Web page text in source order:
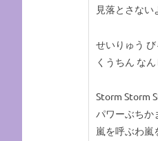
見落とさない
せいりゅう
くうちん な
Storm Storm
パワーぶちか
嵐を呼ぶわ嵐